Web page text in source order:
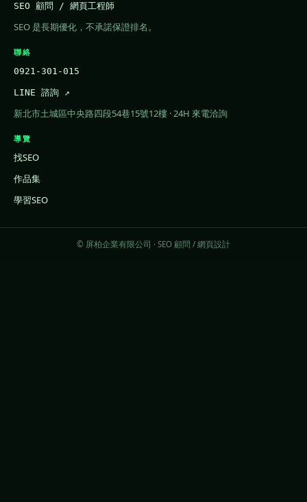
SEO 顧問 / 網頁工程師
SEO 是長期優化，不承諾保證排名。
聯絡
0921-301-015
LINE 諮詢 ↗
新北市土城區中央路四段54巷15號12樓 · 24H 來電洽詢
導覽
找SEO
作品集
學習SEO
© 屏柏企業有限公司 · SEO 顧問 / 網頁設計